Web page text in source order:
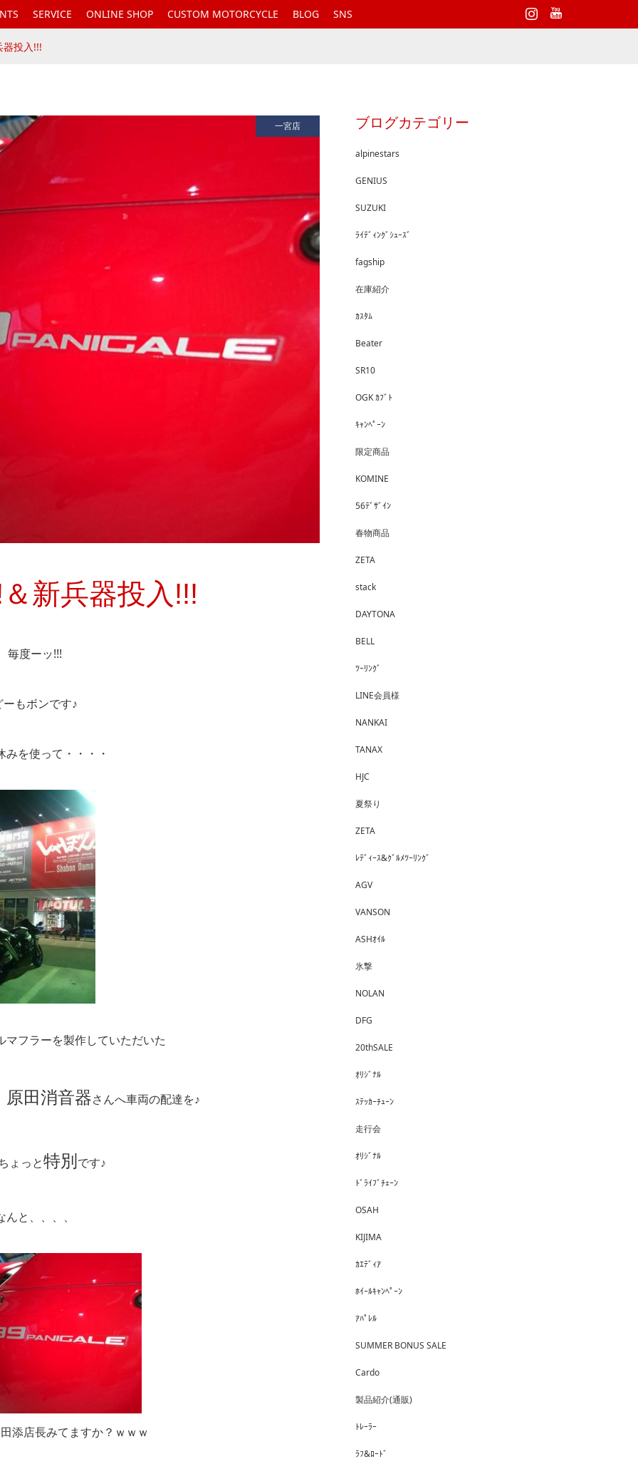
SERVICE ONLINE SHOP CUSTOM MOTORCYCLE BLOG SNS
器投入!!!
一宮店
新兵器投入!!!
毎度ーッ!!!
ーもボンです♪
みを使って・・・・
マフラーを製作していただいた
原田消音器さんへ車両の配達を♪
ょっと特別です♪
んと、、、、
添店長みてますか？ｗｗｗ
ブログカテゴリー
alpinestars
GENIUS
SUZUKI
ﾗｲﾃﾞｨﾝｸﾞｼｭｰｽﾞ
fagship
在庫紹介
ｶｽﾀﾑ
Beater
SR10
OGK ｶﾌﾞﾄ
ｷｬﾝﾍﾟｰﾝ
限定商品
KOMINE
56ﾃﾞｻﾞｲﾝ
春物商品
ZETA
stack
DAYTONA
BELL
ﾂｰﾘﾝｸﾞ
LINE会員様
NANKAI
TANAX
HJC
夏祭り
ZETA
ﾚﾃﾞｨｰｽ&ｸﾞﾙﾒﾂｰﾘﾝｸﾞ
AGV
VANSON
ASHｵｲﾙ
氷撃
NOLAN
DFG
20thSALE
ｵﾘｼﾞﾅﾙ
ｽﾃｯｶｰﾁｭｰﾝ
走行会
ｵﾘｼﾞﾅﾙ
ﾄﾞﾗｲﾌﾞﾁｪｰﾝ
OSAH
KIJIMA
ｶｴﾃﾞｨｱ
ﾎｲｰﾙｷｬﾝﾍﾟｰﾝ
ｱﾊﾟﾚﾙ
SUMMER BONUS SALE
Cardo
製品紹介(通販)
ﾄﾚｰﾗｰ
ﾗﾌ&ﾛｰﾄﾞ